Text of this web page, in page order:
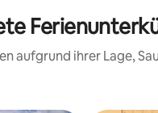
aufgrund ihrer Lage,